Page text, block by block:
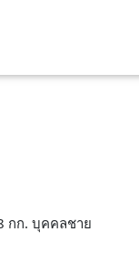
กก. บุคคลชาย